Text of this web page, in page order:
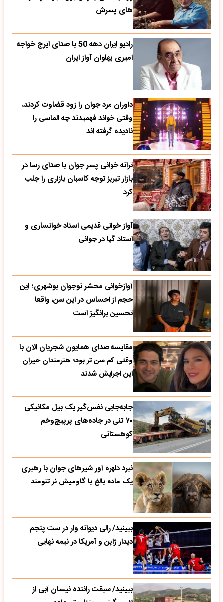
امیری پهلوان آواز ایران
نادیده گرفته اند
ترانه خوانی پسر جوان با صدای رسا در
بازار تبریز توجه کاسبان بازاری را جلب
کرد
آواز خوانی قدیمی استاد خوانساری و
استاد گپا در جوانی
آوازخوانی محشر نوجوان بوشهری؛ این
حجم از احساس در این سن، واقعا
تحسین‌ برانگیز است
مقایسه صدای همایون شجریان الان با
وقتی کم سن تر بود؛ هنرمندان حیران
این اجرایش شدند
جابه‌جایی نفس‌گیر یک بیل مکانیکی
کوهستانی
نبرد دلهره آور شیرهای جوان با رهبری
یک ماده بالغ با گاومیش نر تنومند
ببینید/ رالی دیوانه وار در ست پنجم
دیدار ژاپن و آمریکا در نیمه نهایی
ببینید/ سبقت راننده نیسان آبی از
لامبورگینی و بنتلی تو جاده